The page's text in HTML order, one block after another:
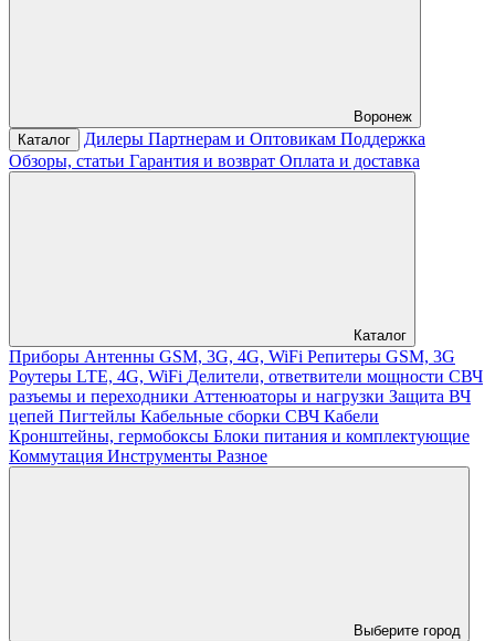
Воронеж
Каталог
Дилеры Партнерам и Оптовикам Поддержка
Обзоры, статьи Гарантия и возврат Оплата и доставка
Каталог
Приборы Антенны GSM, 3G, 4G, WiFi Репитеры GSM, 3G
Роутеры LTE, 4G, WiFi Делители, ответвители мощности СВЧ
разъемы и переходники Аттенюаторы и нагрузки Защита ВЧ
цепей Пигтейлы Кабельные сборки СВЧ Кабели
Кронштейны, гермобоксы Блоки питания и комплектующие
Коммутация Инструменты Разное
Выберите город